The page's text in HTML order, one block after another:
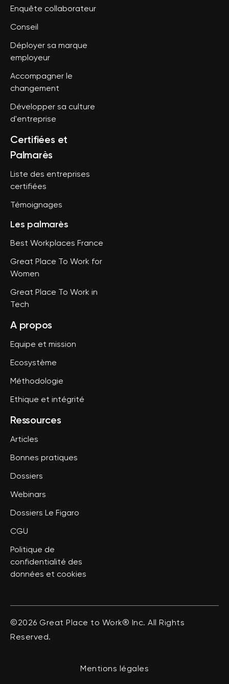
Enquête collaborateur
Conseil
Déployer sa marque
employeur
Accompagner le
changement
Développer sa culture
d'entreprise
Certifiées et
Palmarès
Liste des entreprises
certifiées
Témoignages
Les palmarès
Best Workplaces France
Great Place To Work for
Women
Great Place To Work in
Tech
A propos
Equipe et mission
Ecosystème
Méthodologie
Ethique et intégrité
Ressources
Articles
Bonnes pratiques
Dossiers
Webinars
Dossiers Le Figaro
CGU
Politique de
confidentialité des
données et cookies
©2026 Great Place to Work® Inc. All Rights
Reserved.
Mentions légales